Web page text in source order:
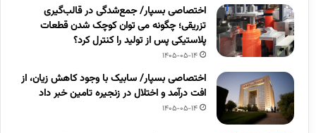
اختصاصی بسپار/ جمع‌شدگی در قالب‌گیری
تزریقی؛ چگونه می توان کوچک شدن قطعات
پلاستیکی پس از تولید را کنترل کرد؟
1405-05-14
اختصاصی بسپار/ سابیک با وجود کاهش زیان، از
افت درآمد و اختلال در زنجیره تامین خبر داد
1405-05-14